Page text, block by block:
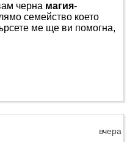
черна магия-
семейство което
ме ще ви помогна,
вчера